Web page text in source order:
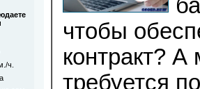
ч.
чтобы
контракт?
требуется